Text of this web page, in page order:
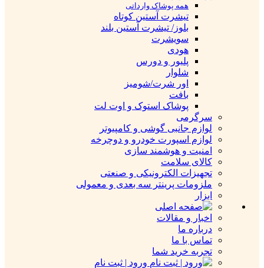
همه پوشاک وارداتی
تیشرت آستین کوتاه
بلوز/ تیشرت آستین بلند
سویشرت
هودی
پلیور و دورس
شلوار
اور شرت/شومیز
بافت
پوشاک استوک و اوت لت
سرگرمی
لوازم جانبی گوشی و کامپیوتر
لوازم اسپورت خودرو و دوچرخه
امنیت و هوشمند سازی
کالای سلامت
تجهیزات الکترونیکی و صنعتی
ملزومات پرینتر سه بعدی و معمولی
ابزار
اخبار و مقالات
درباره ما
تماس با ما
تجربه خرید شما
ورود | ثبت نام